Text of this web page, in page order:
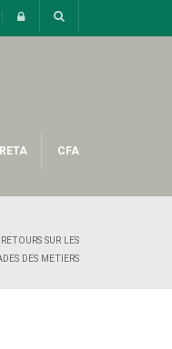
CFA
RETOURS SUR LES
DES METIERS